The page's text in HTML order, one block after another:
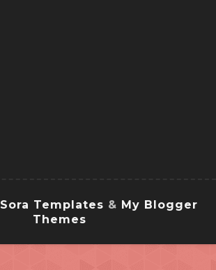
Sora Templates & My Blogger
Themes